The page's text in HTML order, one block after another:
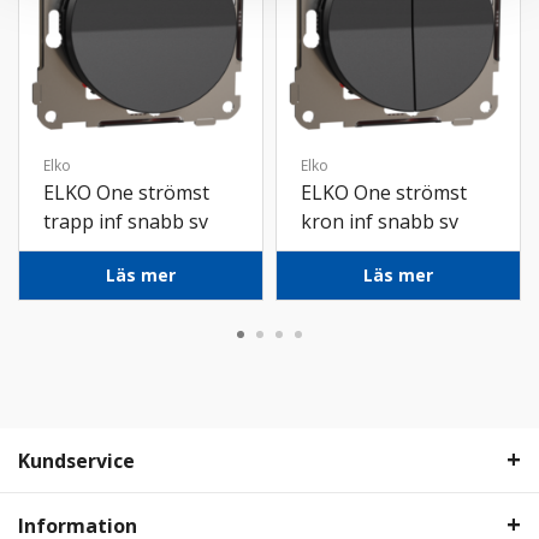
Elko
ELKO One strömst
trapp inf snabb sv
Läs mer
Elko
ELKO One strömst
kron inf snabb sv
Läs mer
Kundservice
Information